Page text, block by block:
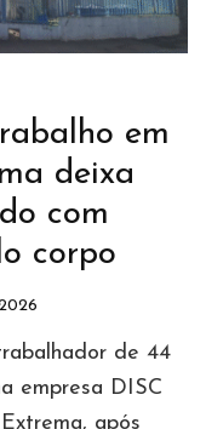
em
deixa
com
corpo
de 44
empresa DISC
após